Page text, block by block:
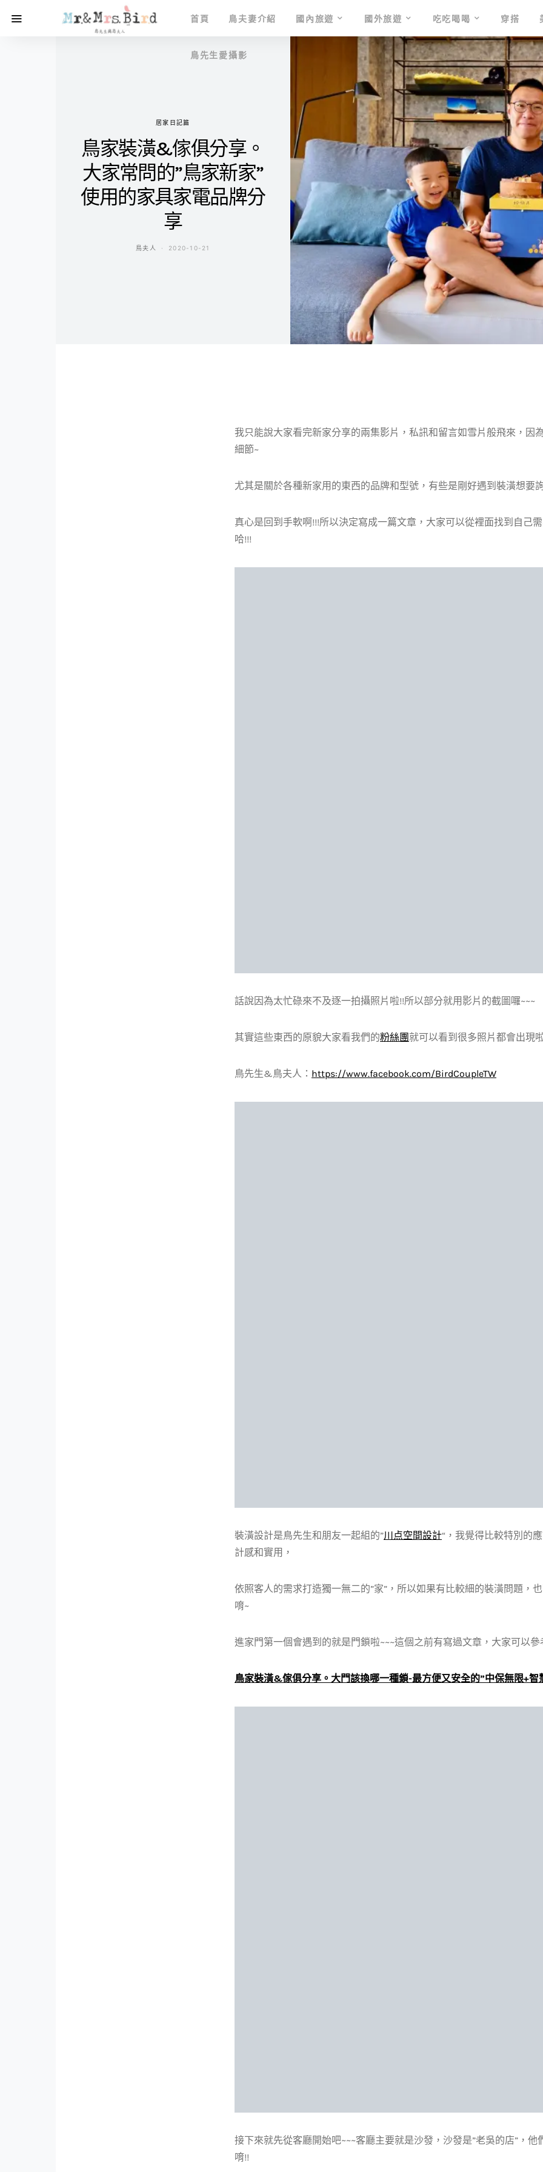
首頁 鳥夫妻介紹 國內旅遊 國外旅遊 吃吃喝喝 穿搭
鳥先生愛攝影
居家日記篇
鳥家裝潢&傢俱分享。
大家常問的”鳥家新家”
使用的家具家電品牌分
享
鳥夫人 2020-10-21
我只能說大家看完新家分享的兩集影片，私訊和留言如雪片般飛來，因
細節~
尤其是關於各種新家用的東西的品牌和型號，有些是剛好遇到裝潢想要
真心是回到手軟啊!!!所以決定寫成一篇文章，大家可以從裡面找到自己
哈!!!
話說因為太忙碌來不及逐一拍攝照片啦!!所以部分就用影片的截圖囉~~~
其實這些東西的原貌大家看我們的粉絲團就可以看到很多照片都會出現
鳥先生&鳥夫人： https://www.facebook.com/BirdCoupleTW
裝潢設計是鳥先生和朋友一起組的”川点空間設計“，我覺得比較特別的
計感和實用，
依照客人的需求打造獨一無二的”家”，所以如果有比較細的裝潢問題，
唷~
進家門第一個會遇到的就是門鎖啦~~~這個之前有寫過文章，大家可以參
鳥家裝潢&傢俱分享。大門該換哪一種鎖-最方便又安全的”中保無限+智
接下來就先從客廳開始吧~~~客廳主要就是沙發，沙發是”老吳的店”，
唷!!